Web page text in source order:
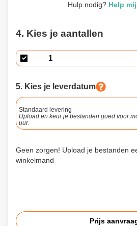
Hulp nodig? Help
4. Kies je aantallen
5. Kies je leverdatum
Standaard levering
Upload en keur je bestanden goed voor
uur.
Geen zorgen! Upload je bestanden
winkelmand
Prijs